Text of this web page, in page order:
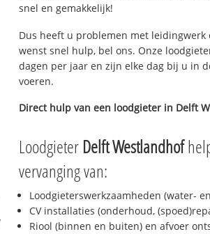
snel en gemakkelijk!
Dus heeft u problemen met leidingwerk
wenst snel hulp, bel ons. Onze
dagen per jaar en zijn elke dag bij u in
voeren.
Direct hulp van een loodgieter in Delft
Loodgieter Delft Westlandhof
vervanging van:
Loodgieterswerkzaamheden (water-
CV installaties (onderhoud,
Riool (binnen en buiten) en afvoer